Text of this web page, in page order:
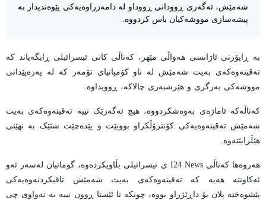
شەمێش، ئەگەری ڕوودانی ڕووداو لە دامەزراوەیەکی پێوەندیدار بە
پیشەسازی مووشەکیان باس کردووە.
بە ڕاپۆرتی ئاژانسی هەواڵی مێهر، کەناڵی کانی ئیسرائیلی ڕایگەیاند کە
تەقینەوەکەی بەیت شەمێش لە ناو کۆمپانیای تۆمەر کە لە پەرەپێدانی
مووشەکی بەرگری و هێرشبەری چالاکە، ڕوویداوە.
کەناڵەکە ئاماژەی بەوەشکردووە، هیچ ئەگەرێک نییە تەقینەوەکەی بەیت
شەمێش تەقینەوەیەکی کۆنترۆڵکراو بووبێت و پێدەچێت شتێک بە نهێنی
هێڵرابێتەوە.
هەروەها کەناڵی I24 News ی ئیسرائیلی بڵاویکردەوە، گومانیان لەسەر ئەو
ئەکاونتە هەیە کە تەقینەوەکەی بەیت شەمێش تاقیکردنەوەیەکی
پێشوەختە پلان بۆ داڕێژراو بووە، چونکە تا ئێستا ڕوون نییە بە تەواوی چی